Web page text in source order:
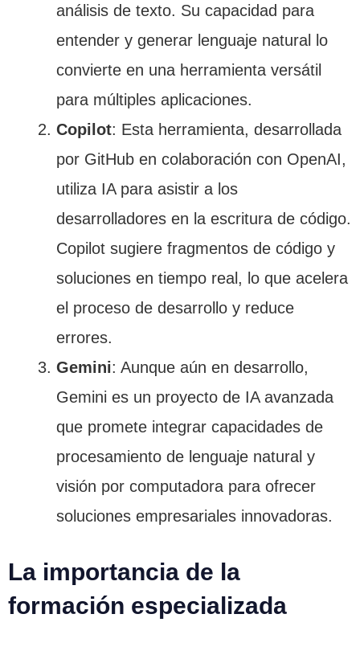
análisis de texto. Su capacidad para
entender y generar lenguaje natural lo
convierte en una herramienta versátil
para múltiples aplicaciones.
Copilot: Esta herramienta, desarrollada
por GitHub en colaboración con OpenAI,
utiliza IA para asistir a los
desarrolladores en la escritura de código.
Copilot sugiere fragmentos de código y
soluciones en tiempo real, lo que acelera
el proceso de desarrollo y reduce
errores.
Gemini: Aunque aún en desarrollo,
Gemini es un proyecto de IA avanzada
que promete integrar capacidades de
procesamiento de lenguaje natural y
visión por computadora para ofrecer
soluciones empresariales innovadoras.
La importancia de la
formación especializada